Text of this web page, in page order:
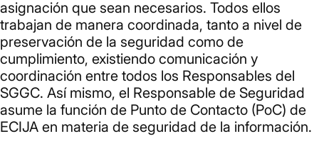
asignación que sean necesarios. Todos ellos
trabajan de manera coordinada, tanto a nivel de
preservación de la seguridad como de
cumplimiento, existiendo comunicación y
coordinación entre todos los Responsables del
SGGC. Así mismo, el Responsable de Seguridad
asume la función de Punto de Contacto (PoC) de
ECIJA en materia de seguridad de la información.